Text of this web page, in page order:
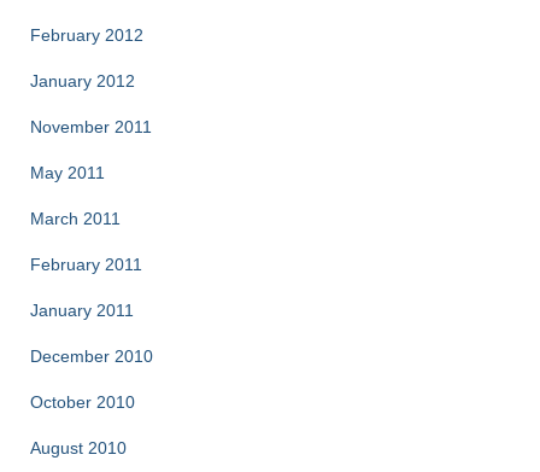
February 2012
January 2012
November 2011
May 2011
March 2011
February 2011
January 2011
December 2010
October 2010
August 2010